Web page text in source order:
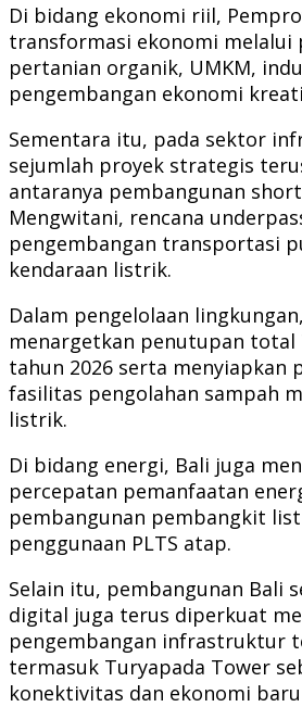
Di bidang ekonomi riil,
transformasi ekonomi melalui
pertanian organik, UMKM,
pengembangan ekonomi
Sementara itu, pada sektor
sejumlah proyek strategis
antaranya pembangunan
Mengwitani, rencana
pengembangan transportasi
kendaraan listrik.
Dalam pengelolaan
menargetkan penutupan total
tahun 2026 serta menyiapkan
fasilitas pengolahan sampah
listrik.
Di bidang energi, Bali juga
percepatan pemanfaatan
pembangunan pembangkit
penggunaan PLTS atap.
Selain itu, pembangunan Bali
digital juga terus diperkuat
pengembangan infrastruktur
termasuk Turyapada Tower
konektivitas dan ekonomi